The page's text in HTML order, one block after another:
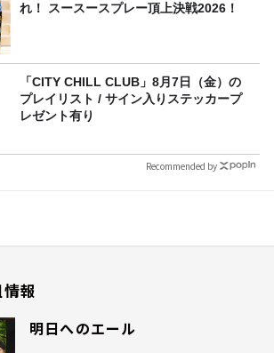
れ！ スースースプレー頂上決戦2026！
「CITY CHILL CLUB」8月7日（金）の
プレイリスト / サイン入りステッカープ
レゼント有り
Recommended by
報
明日へのエール